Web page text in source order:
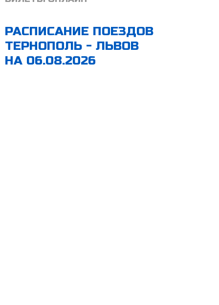
РАСПИСАНИЕ ПОЕЗДОВ
ТЕРНОПОЛЬ - ЛЬВОВ
НА 06.08.2026